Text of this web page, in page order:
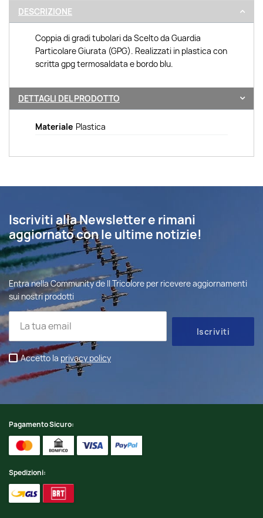
DESCRIZIONE
Coppia di gradi tubolari da Scelto da Guardia
Particolare Giurata (GPG). Realizzati in plastica con
scritta gpg termosaldata e bordo blu.
DETTAGLI DEL PRODOTTO
Materiale Plastica
Iscriviti alla Newsletter e rimani
aggiornato con le ultime notizie!
Entra nella Community de Il Tricolore per ricevere aggiornamenti
sui nostri prodotti
Accetto la privacy policy
Pagamento Sicuro:
Spedizioni: